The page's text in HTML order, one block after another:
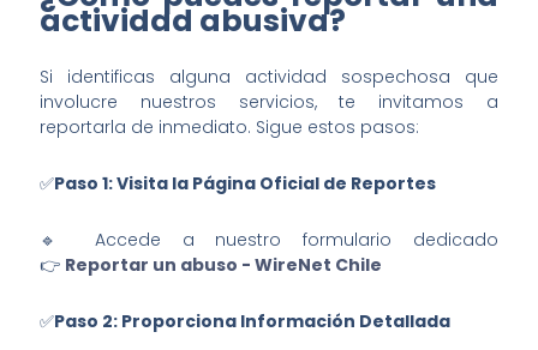
actividad abusiva?
Si identificas alguna actividad sospechosa que
involucre nuestros servicios, te invitamos a
reportarla de inmediato. Sigue estos pasos:
✅Paso 1: Visita la Página Oficial de Reportes
🔹 Accede a nuestro formulario dedicado
👉 Reportar un abuso - WireNet Chile
✅Paso 2: Proporciona Información Detallada